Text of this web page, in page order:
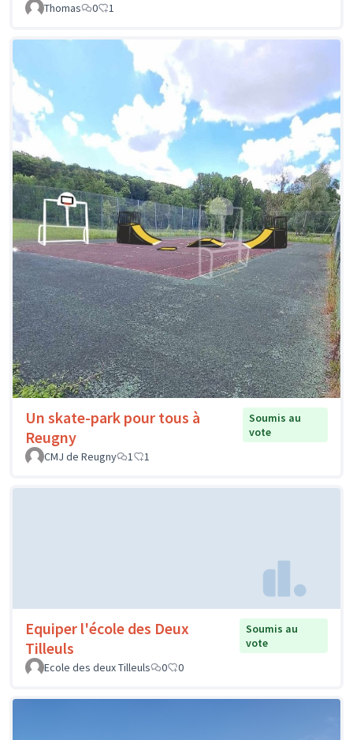
Thomas
0 1
Un skate-park pour tous à
Reugny
Soumis au
vote
CMJ de Reugny
1 1
Equiper l'école des Deux
Tilleuls
Soumis au
vote
Ecole des deux Tilleuls
0 0